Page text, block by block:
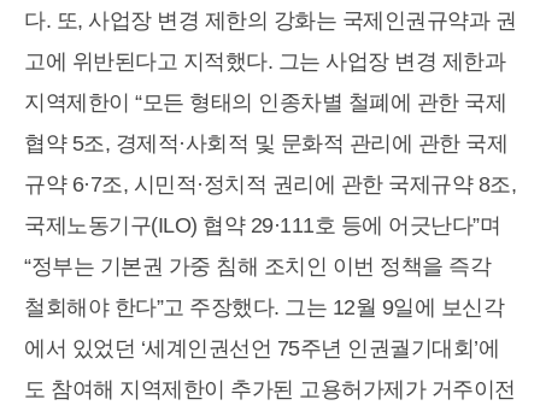
다. 또, 사업장 변경 제한의 강화는 국제인권규약과 권
고에 위반된다고 지적했다. 그는 사업장 변경 제한과
지역제한이 “모든 형태의 인종차별 철폐에 관한 국제
협약 5조, 경제적·사회적 및 문화적 관리에 관한 국제
규약 6·7조, 시민적·정치적 권리에 관한 국제규약 8조,
국제노동기구(ILO) 협약 29·111호 등에 어긋난다”며
“정부는 기본권 가중 침해 조치인 이번 정책을 즉각
철회해야 한다”고 주장했다. 그는 12월 9일에 보신각
에서 있었던 ‘세계인권선언 75주년 인권궐기대회’에
도 참여해 지역제한이 추가된 고용허가제가 거주이전